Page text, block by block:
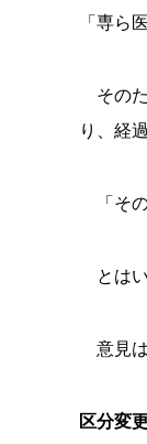
「専ら
その
り、経
「そ
とは
意見
区分変